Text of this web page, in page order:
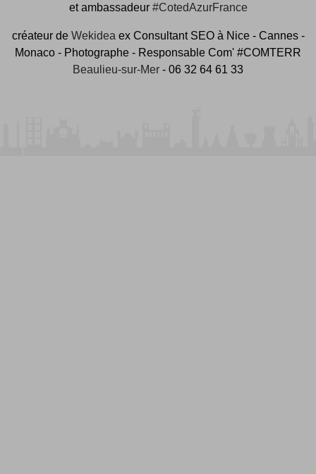
et ambassadeur #CotedAzurFrance
créateur de Wekidea ex Consultant SEO à Nice - Cannes -
Monaco - Photographe - Responsable Com' #COMTERR
Beaulieu-sur-Mer - 06 32 64 61 33